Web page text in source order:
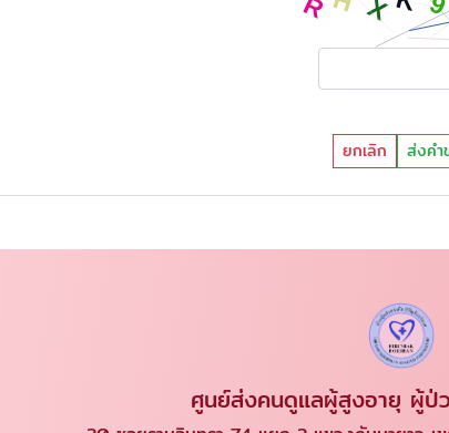
ยกเลิก ส่งคำ
ศูนย์ส่งคนดูแลผู้สูงอายุ ผู้